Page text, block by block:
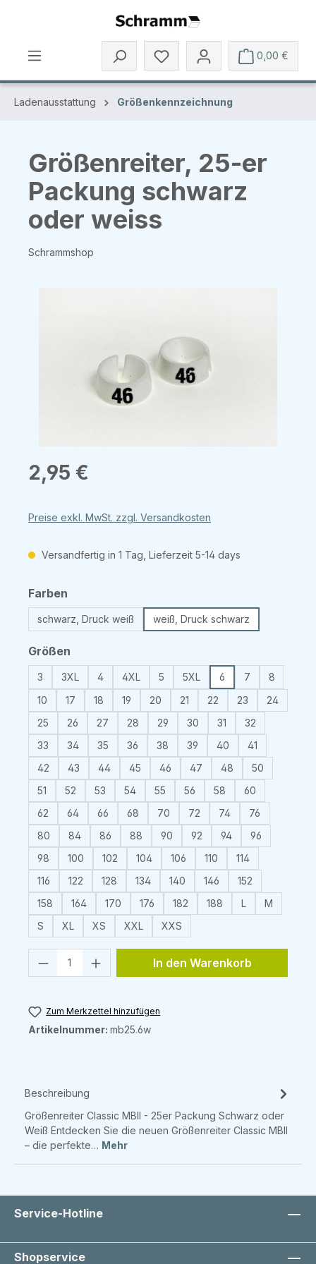
Zum Hauptinhalt springen
0,00 €
Ladenausstattung Größenkennzeichnung
Größenreiter, 25-er
Packung schwarz
oder weiss
Schrammshop
Regulärer Preis:
2,95 €
Preise exkl. MwSt. zzgl. Versandkosten
Versandfertig in 1 Tag, Lieferzeit 5-14 days
Farben
schwarz, Druck weiß weiß, Druck schwarz
Größen
3 3XL 4 4XL 5 5XL 6 7
8
10
17 18 19 20 21 22 23
24
25
26 27 28 29 30 31
32
33
34 35 36 38 39 40
41
42
43 44 45 46 47 48
50
51
52 53 54 55 56 58
60
62
64 66 68 70 72 74
76
80
84 86 88 90 92 94
96
98
100 102 104 106 110
114
116
122 128 134 140 146
152
158
164 170 176 182 188 L
M
S
XL XS XXL XXS
Produkt Anzahl: Gib den
In den Warenkorb
Zum Merkzettel hinzufügen
Artikelnummer: mb25.6w
Beschreibung
Größenreiter Classic MBII - 25er Packung Schwarz oder
Weiß Entdecken Sie die neuen Größenreiter Classic MBII
– die perfekte… Mehr
Service-Hotline
Shopservice